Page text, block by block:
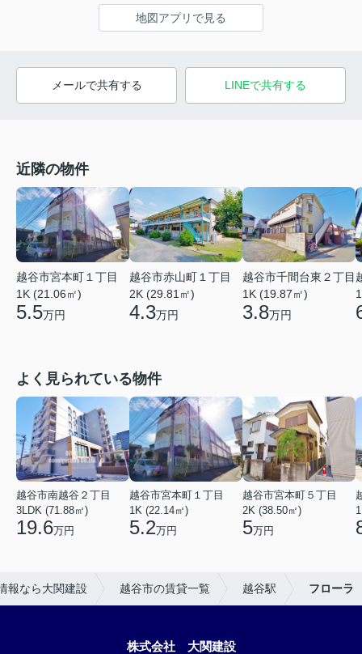
地図アプリで見る
メールで共有する LINEで共有する
近隣の物件
越谷市宮本町１丁目
1K (21.06㎡)
5.5万円
越谷市赤山町１丁目
2K (29.81㎡)
4.3万円
越谷市千間台東２丁目
1K (19.87㎡)
3.8万円
よく見られている物件
越谷市南越谷２丁目
3LDK (71.88㎡)
19.6万円
越谷市宮本町１丁目
1K (22.14㎡)
5.2万円
越谷市宮本町５丁目
2K (38.50㎡)
5万円
報なら大関建設 越谷市の賃貸一覧 越谷駅 フローラ
株式会社 大関建設